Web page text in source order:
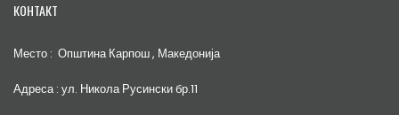
КОНТАКТ
Место : Општина Карпош , Македонија
Адреса : ул. Никола Русински бр.11